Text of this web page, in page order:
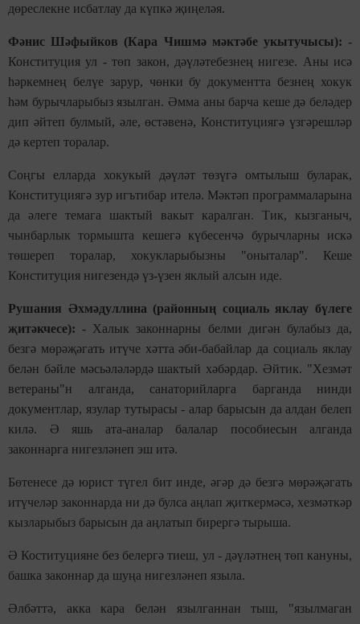
дөреслекне исбатлау да күпкә җиңеләя.
Фәнис Шәфыйков (Кара Чишмә мәктәбе укытучысы): -
Конституция ул - төп закон, дәүләтебезнең нигезе. Аны исә
һәркемнең белүе зарур, чөнки бу документта безнең хокук
һәм бурычларыбыз язылган. Әмма аны барча кеше дә беләдер
дип әйтеп булмый, әле, өстәвенә, Конституциягә үзгәрешләр
дә кертеп торалар.
Соңгы елларда хокукый дәүләт төзүгә омтылыш буларак,
Конституциягә зур игътибар ителә. Мәктәп программаларына
да әлеге темага шактый вакыт каралган. Тик, кызганыч,
чынбарлык тормышта кешегә күбесенчә бурычларны искә
төшереп торалар, хокукларыбызны "оныталар". Кеше
Конституция нигезендә үз-үзен яклый алсын иде.
Рушания Әхмәдуллина (районның социаль яклау бүлеге
җитәкчесе): - Халык законнарны белми дигән булабыз да,
безгә мөрәҗәгать итүче хәтта әби-бабайлар да социаль яклау
белән бәйле мәсьәләләрдә шактый хәбәрдар. Әйтик. "Хезмәт
ветераны"н алганда, санаторийларга барганда нинди
документлар, язулар тутырасы - алар барысын да алдан белеп
килә. Ә яшь ата-аналар балалар пособиесын алганда
законнарга нигезләнеп эш итә.
Бөтенесе дә юрист түгел бит инде, әгәр дә безгә мөрәҗәгать
итүчеләр законнарда ни дә булса аңлап җиткермәсә, хезмәткәр
кызларыбыз барысын да аңлатып бирергә тырыша.
Ә Коституцияне без белергә тиеш, ул - дәүләтнең төп кануны,
башка законнар да шуңа нигезләнеп языла.
Әлбәттә, акка кара белән язылганнан тыш, "язылмаган